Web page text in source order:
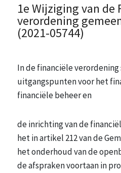
1e Wijziging van de
verordening
(2021-05744)
In de financiële verordening
uitgangspunten voor het
financiële beheer en
de inrichting van de
het in artikel 212 van de
het onderhoud van de
de afspraken voortaan in